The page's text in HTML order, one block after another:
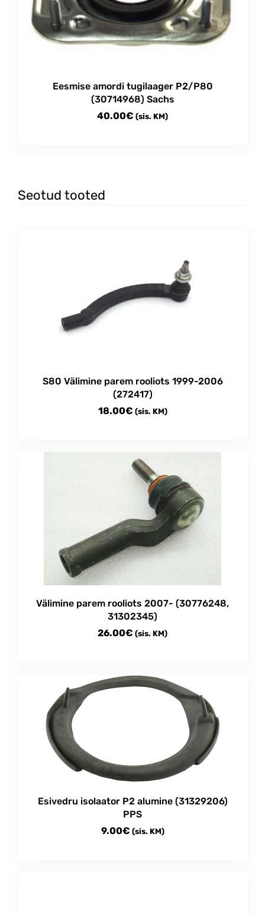
Eesmise amordi tugilaager P2/P80
(30714968) Sachs
40.00€ (sis. KM)
Seotud tooted
S80 Välimine parem rooliots 1999-2006
(272417)
18.00€ (sis. KM)
Välimine parem rooliots 2007- (30776248,
31302345)
26.00€ (sis. KM)
Esivedru isolaator P2 alumine (31329206)
PPS
9.00€ (sis. KM)